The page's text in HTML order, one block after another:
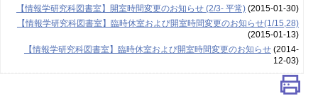
【情報学研究科図書室】開室時間変更のお知らせ (2/3- 平常)(2015-01-30)
【情報学研究科図書室】臨時休室および開室時間変更のお知らせ(1/15,28)
(2015-01-13)
【情報学研究科図書室】臨時休室および開室時間変更のお知らせ(2014-
12-03)